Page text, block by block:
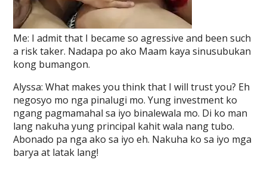
Me: I admit that I became so agressive and been such
a risk taker. Nadapa po ako Maam kaya sinusubukan
kong bumangon.
Alyssa: What makes you think that I will trust you? Eh
negosyo mo nga pinalugi mo. Yung investment ko
ngang pagmamahal sa iyo binalewala mo. Di ko man
lang nakuha yung principal kahit wala nang tubo.
Abonado pa nga ako sa iyo eh. Nakuha ko sa iyo mga
barya at latak lang!